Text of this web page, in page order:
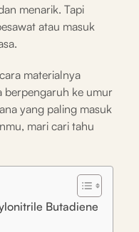
menarik. Tapi
atau masuk
materialnya
berpengaruh ke umur
yang paling masuk
mari cari tahu
Butadiene